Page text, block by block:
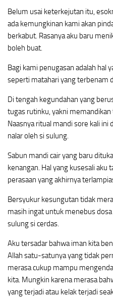
Belum usai keterkejutan itu,
ada kemungkinan kami akan
berkabut. Rasanya aku baru
boleh buat.
Bagi kami penugasan adalah hal
seperti matahari yang terbenam
Di tengah kegundahan yang
tugas rutinku, yakni
Naasnya ritual mandi sore kali
nalar oleh si sulung.
Sabun mandi cair yang baru
kenangan. Hal yang kusesali
perasaan yang akhirnya
Bersyukur kesungutan tidak
masih ingat untuk menebus
sulung si cerdas.
Aku tersadar bahwa iman kita
Allah satu-satunya yang tidak
merasa cukup mampu
kita. Mungkin karena merasa
yang terjadi atau kelak terjadi